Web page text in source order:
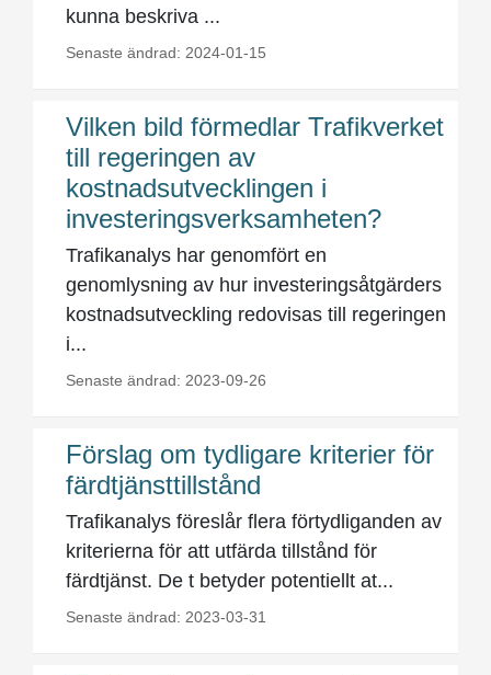
kunna beskriva ...
Senaste ändrad: 2024-01-15
Vilken bild förmedlar Trafikverket
till regeringen av
kostnadsutvecklingen i
investeringsverksamheten?
Trafikanalys har genomfört en
genomlysning av hur investeringsåtgärders
kostnadsutveckling redovisas till regeringen
i...
Senaste ändrad: 2023-09-26
Förslag om tydligare kriterier för
färdtjänsttillstånd
Trafikanalys föreslår flera förtydliganden av
kriterierna för att utfärda tillstånd för
färdtjänst. De t betyder potentiellt at...
Senaste ändrad: 2023-03-31